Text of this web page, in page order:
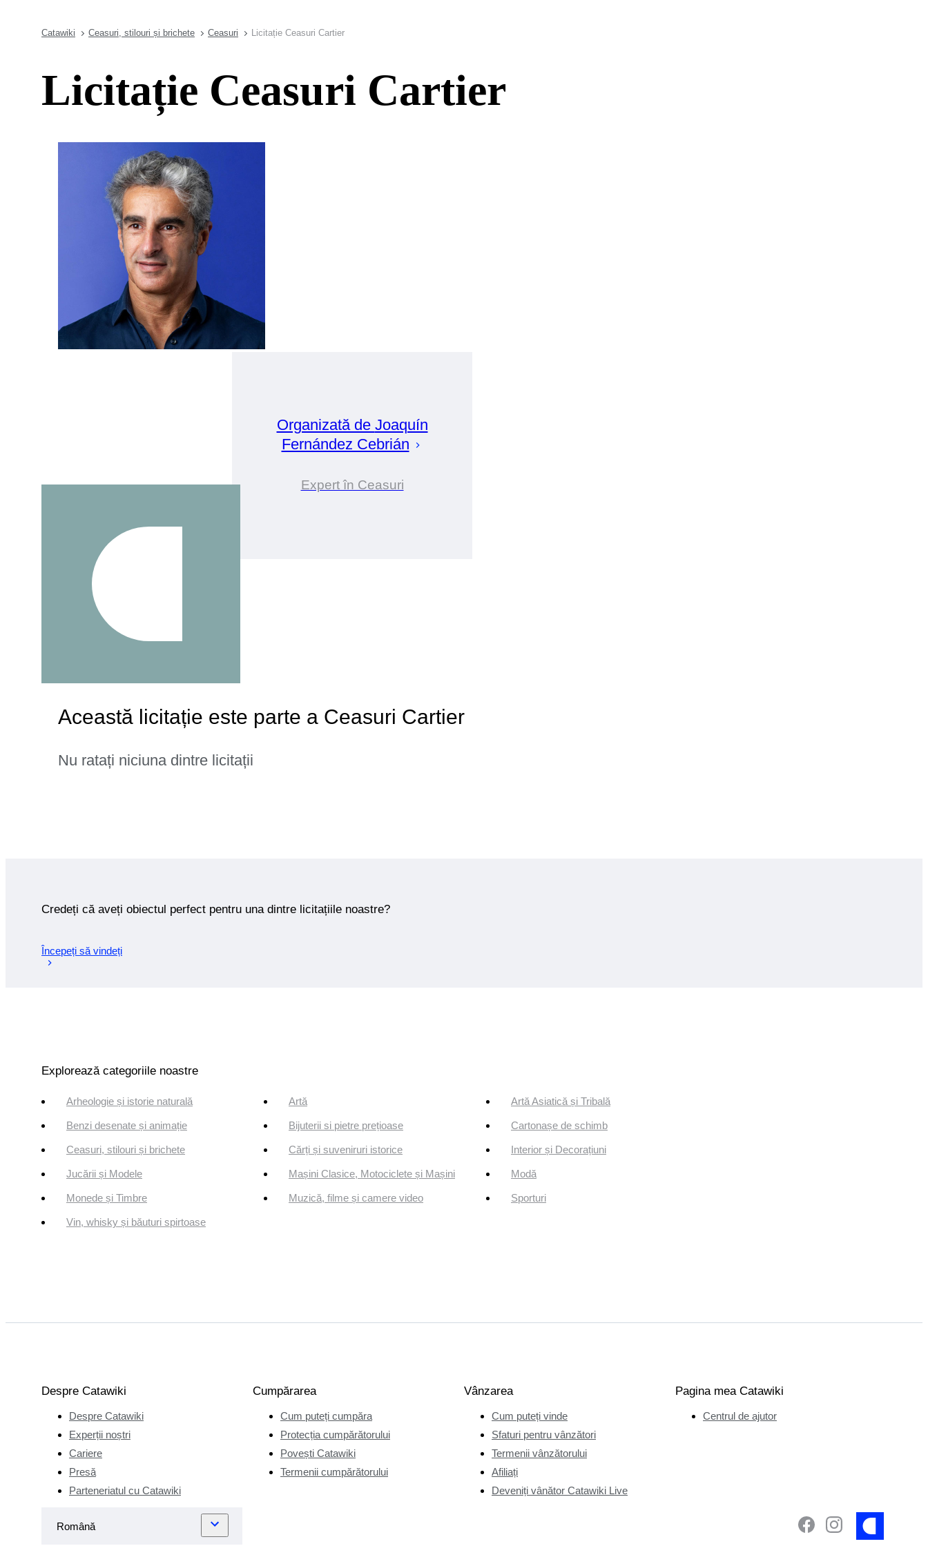
Catawiki Ceasuri, stilouri și brichete Ceasuri Licitație Ceasuri Cartier
Licitație Ceasuri Cartier
Organizată de Joaquín
Fernández Cebrián
Expert în Ceasuri
Această licitație este parte a Ceasuri Cartier
Nu ratați niciuna dintre licitații
Credeți că aveți obiectul perfect pentru una dintre licitațiile noastre?
Începeți să vindeți
Explorează categoriile noastre
Arheologie și istorie naturală Artă Artă Asiatică și Tribală
Benzi desenate și animație Bijuterii si pietre prețioase Cartonașe de schimb
Ceasuri, stilouri și brichete Cărți și suveniruri istorice Interior și Decorațiuni
Jucării și Modele Mașini Clasice, Motociclete și Mașini Modă
Monede și Timbre Muzică, filme și camere video Sporturi
Vin, whisky și băuturi spirtoase
Despre Catawiki
Despre Catawiki
Experții noștri
Cariere
Presă
Parteneriatul cu Catawiki
Cumpărarea
Cum puteți cumpăra
Protecția cumpărătorului
Povești Catawiki
Termenii cumpărătorului
Vânzarea
Cum puteți vinde
Sfaturi pentru vânzători
Termenii vânzătorului
Afiliați
Deveniți vânător Catawiki Live
Pagina mea Catawiki
Centrul de ajutor